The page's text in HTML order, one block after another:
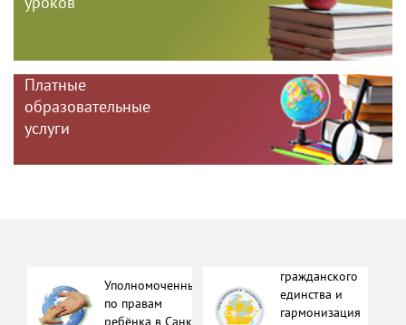
Платные
образовательные
услуги
Уполномоченный
по правам
ребёнка в Санкт-
гражданского
единства и
гармонизация